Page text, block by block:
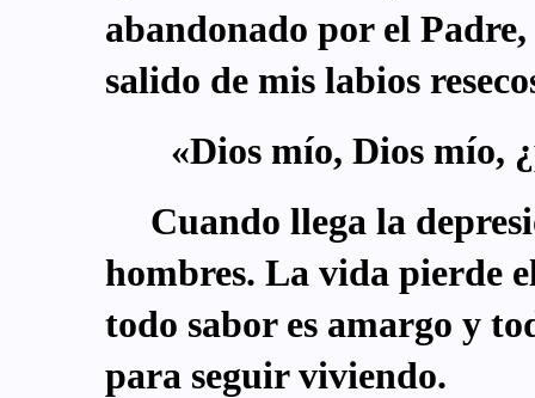
abandonado por el
salido de mis labios
«Dios mío, Dios mío,
Cuando llega la
hombres. La vida pierde
todo sabor es amargo y
para seguir viviendo.